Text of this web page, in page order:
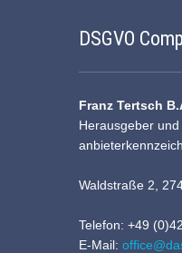
DSGVO
Franz Tertsch
Herausgeber
Waldstraße 2,
Telefon: +49
E-Mail: